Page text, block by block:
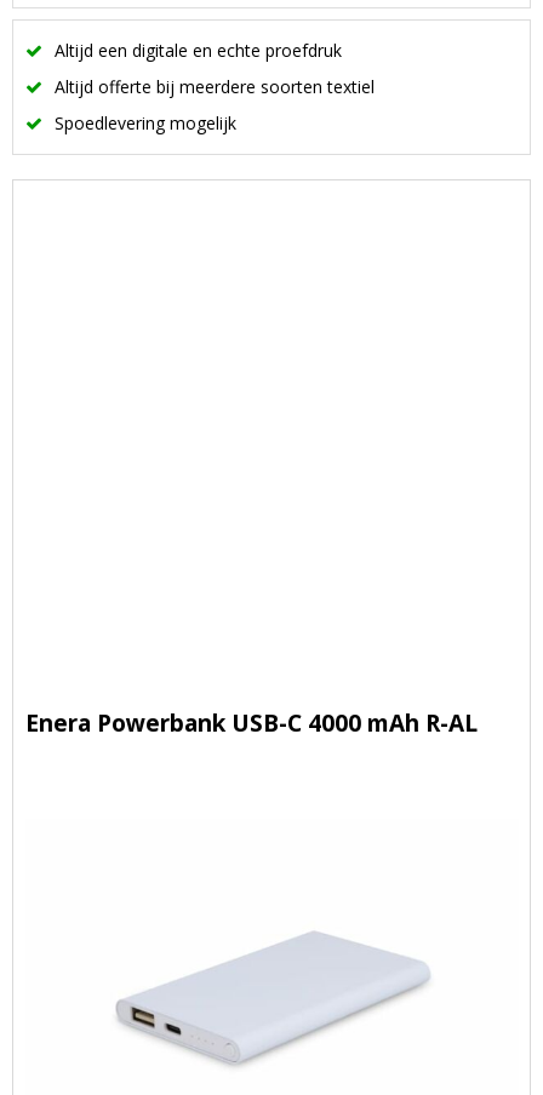
Altijd een digitale en echte proefdruk
Altijd offerte bij meerdere soorten textiel
Spoedlevering mogelijk
Enera Powerbank USB-C 4000 mAh R-AL